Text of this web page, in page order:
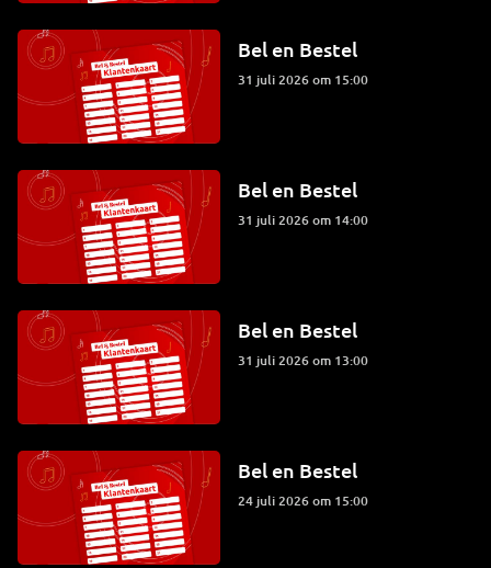
Bel en Bestel
31 juli 2026 om 15:00
Bel en Bestel
31 juli 2026 om 14:00
Bel en Bestel
31 juli 2026 om 13:00
Bel en Bestel
24 juli 2026 om 15:00